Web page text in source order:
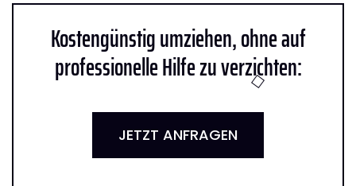
Kostengünstig umziehen, ohne auf
professionelle Hilfe zu verzichten:
JETZT ANFRAGEN